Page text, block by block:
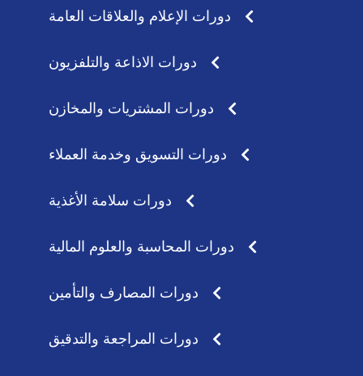
دورات الإعلام والعلاقات العامة
دورات الاذاعة والتلفزيون
دورات المشتريات والمخازن
دورات التسويق وخدمة العملاء
دورات سلامة الأغذية
دورات المحاسبة والعلوم المالية
دورات المصارف والتأمين
دورات المراجعة والتدقيق